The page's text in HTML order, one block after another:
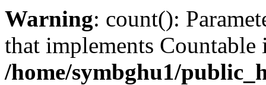
Warning: count():
that implements Countable
/home/symbghu1/